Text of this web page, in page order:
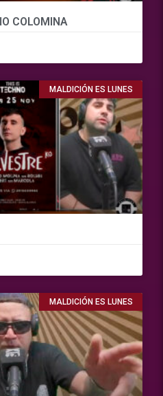
COLOMINA
MALDICIÓN ES LUNES
MALDICIÓN ES LUNES